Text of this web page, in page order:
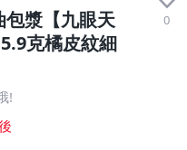
包漿【九眼天
克橘皮紋細
0
!